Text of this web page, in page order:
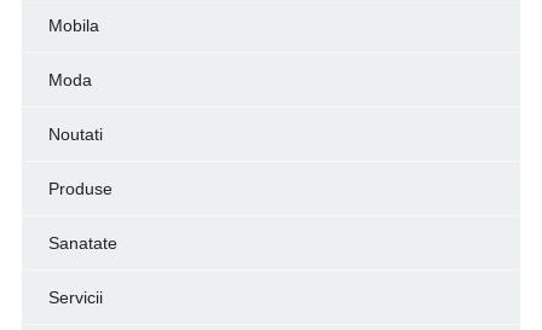
Mobila
Moda
Noutati
Produse
Sanatate
Servicii